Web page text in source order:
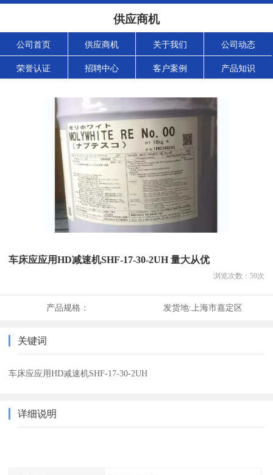
供应商机
公司首页 供应商机 关于我们 公司动态
荣誉认证 招聘中心 客户案例 产品知识
车床应应用HD减速机SHF-17-30-2UH 量大从优
浏览次数： 59次
产品规格： 发货地: 上海市嘉定区
关键词
车床应应用HD减速机SHF-17-30-2UH
详细说明